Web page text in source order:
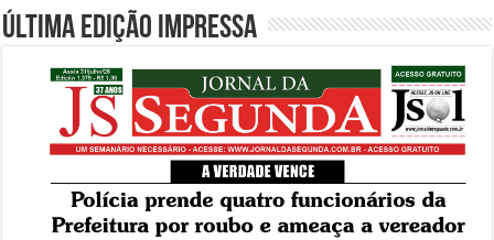
Última edição impressa